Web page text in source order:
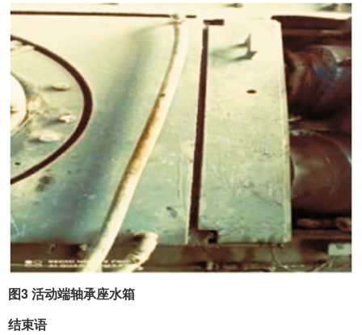
图3 活动端轴承座水箱
结束语